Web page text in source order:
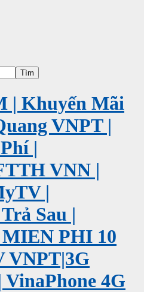
| Khuyến Mãi
VNPT |
|
VNN |
|
Sau |
PHI 10
VNPT|3G
4G